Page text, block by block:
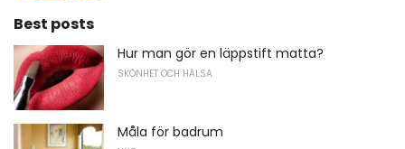
Best posts
Hur man gör en läppstift matta?
SKÖNHET OCH HÄLSA
Måla för badrum